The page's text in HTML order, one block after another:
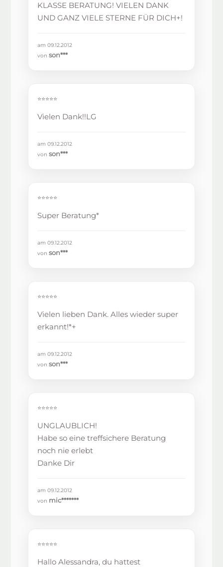
KLASSE BERATUNG! VIELEN DANK
UND GANZ VIELE STERNE FÜR DICH+!
am 09.12.2012
vonson***
⭐⭐⭐⭐⭐
Vielen Dank!!LG
am 09.12.2012
vonson***
⭐⭐⭐⭐⭐
Super Beratung*
am 09.12.2012
vonson***
⭐⭐⭐⭐⭐
Vielen lieben Dank. Alles wieder super
erkannt!*+
am 09.12.2012
vonson***
⭐⭐⭐⭐⭐
UNGLAUBLICH!
Habe so eine treffsichere Beratung
noch nie erlebt
Danke Dir
am 09.12.2012
von mic*******
⭐⭐⭐⭐⭐
Hallo Alessandra, du hattest